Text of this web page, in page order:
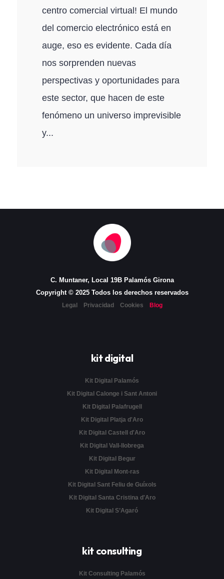
centro comercial virtual! El mundo
del comercio electrónico está en
auge, eso es evidente. Cada día
nos sorprenden nuevas
perspectivas y oportunidades para
este sector, que hacen de este
fenómeno un universo imprevisible
y...
C. Muntaner, Local 19B Palamós Girona
Copyright © 2025 Todos los derechos reservados
Legal Privacidad Cookies Blog
kit digital
Kit Digital Palamós
Kit Digital Calonge i Sant Antoni
Kit Digital Palafrugell
Kit Digital Platja d'Aro
Kit Digital Castell d'Aro
Kit Digital Vall-llobrega
Kit Digital Begur
Kit Digital Mont-ras
Kit Digital Sant Feliu de Guíxols
Kit Digital Santa Cristina d'Aro
Kit Digital S’Agaró
kit consulting
Kit Consulting Palamós